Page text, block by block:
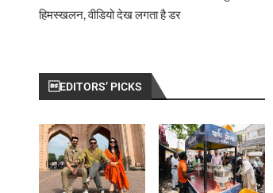
हिमस्खलन, वीडियो देख लगता है डर
EDITORS’ PICKS